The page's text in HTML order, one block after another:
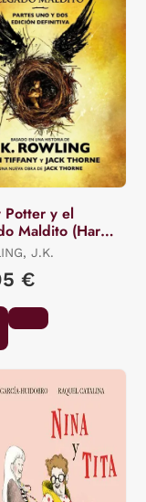
Potter y el
Maldito (Harry
8)
J.K.
€